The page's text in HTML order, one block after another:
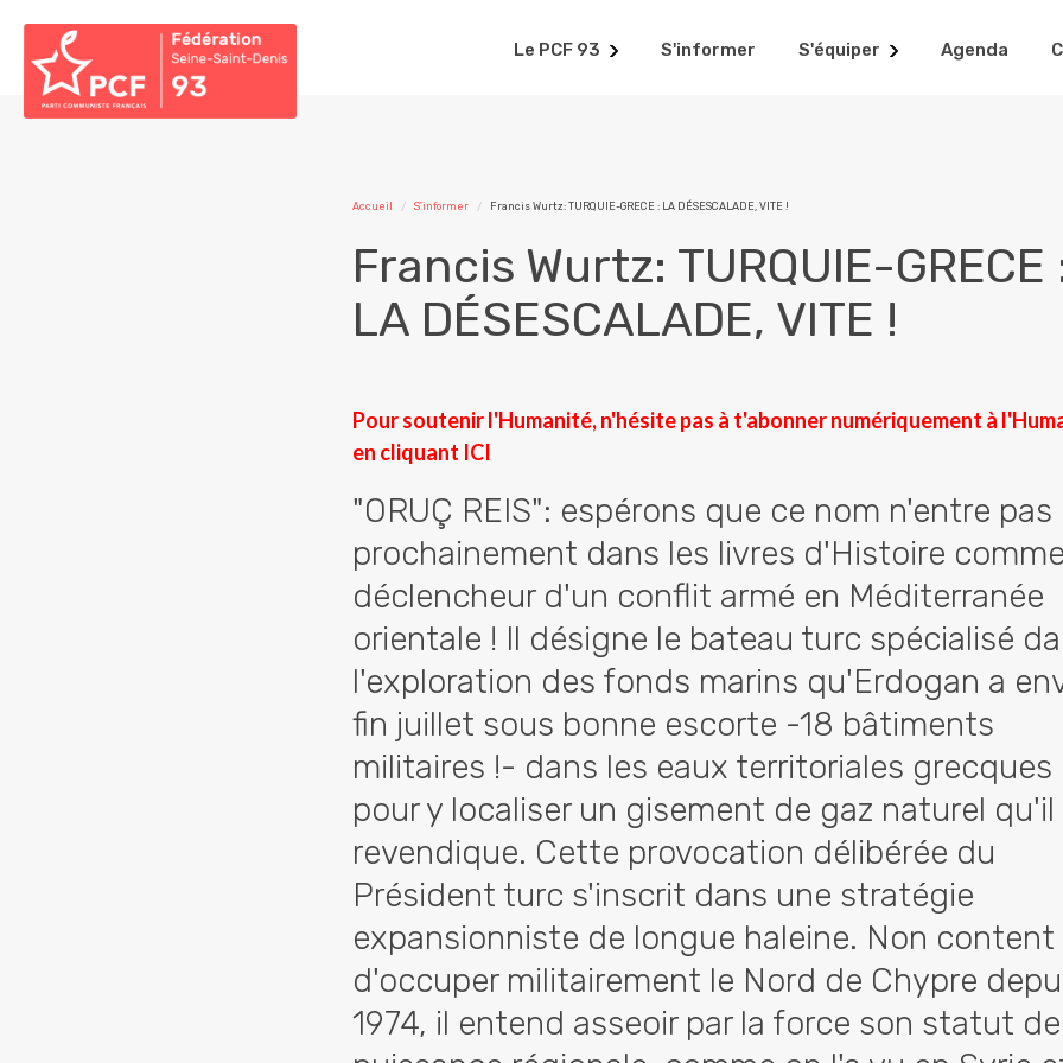
Le PCF 93 S'informer S'équiper Agenda
Accueil S'informer Francis Wurtz: TURQUIE-GRECE : LA DÉSESCALADE, VITE !
Francis Wurtz: TURQUIE-GRECE
LA DÉSESCALADE, VITE !
Pour soutenir l'Humanité, n'hésite pas à t'abonner numériquement à
en cliquant ICI
"ORUÇ REIS": espérons que ce nom n'entre pas
prochainement dans les livres d'Histoire comme
déclencheur d'un conflit armé en Méditerranée
orientale ! Il désigne le bateau turc spécialisé
l'exploration des fonds marins qu'Erdogan a
fin juillet sous bonne escorte -18 bâtiments
militaires !- dans les eaux territoriales grecques
pour y localiser un gisement de gaz naturel qu'il
revendique. Cette provocation délibérée du
Président turc s'inscrit dans une stratégie
expansionniste de longue haleine. Non content
d'occuper militairement le Nord de Chypre
1974, il entend asseoir par la force son statut de